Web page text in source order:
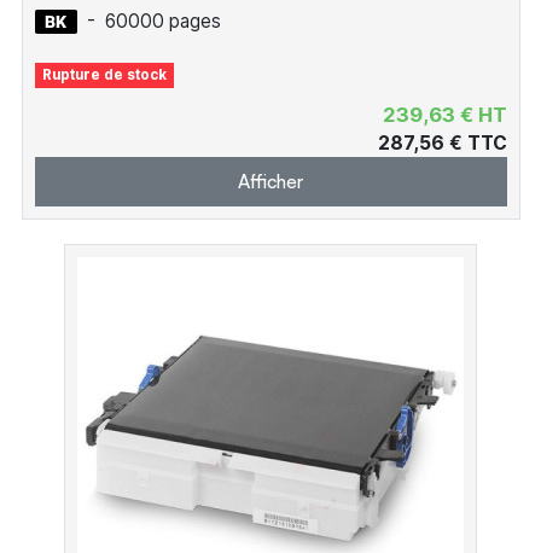
- 60000 pages
Rupture de stock
239,63 € HT
287,56 € TTC
Afficher